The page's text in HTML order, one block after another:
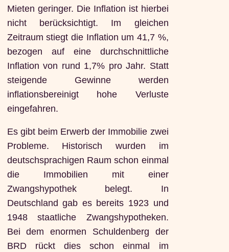
Mieten geringer. Die Inflation ist hierbei
nicht berücksichtigt. Im gleichen
Zeitraum stiegt die Inflation um 41,7 %,
bezogen auf eine durchschnittliche
Inflation von rund 1,7% pro Jahr. Statt
steigende Gewinne werden
inflationsbereinigt hohe Verluste
eingefahren.
Es gibt beim Erwerb der Immobilie zwei
Probleme. Historisch wurden im
deutschsprachigen Raum schon einmal
die Immobilien mit einer
Zwangshypothek belegt. In
Deutschland gab es bereits 1923 und
1948 staatliche Zwangshypotheken.
Bei dem enormen Schuldenberg der
BRD rückt dies schon einmal im